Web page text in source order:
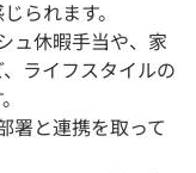
られます。
ュ休暇手当や、家
ライフスタイルの
署と連携を取って